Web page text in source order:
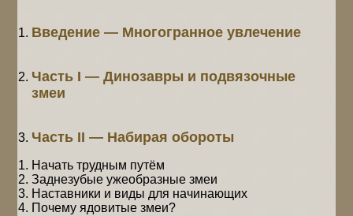
Введение — Многогранное увлечение
Часть I — Динозавры и подвязочные
змеи
Часть II — Набирая обороты
Начать трудным путём
Заднезубые ужеобразные змеи
Наставники и виды для начинающих
Почему ядовитые змеи?